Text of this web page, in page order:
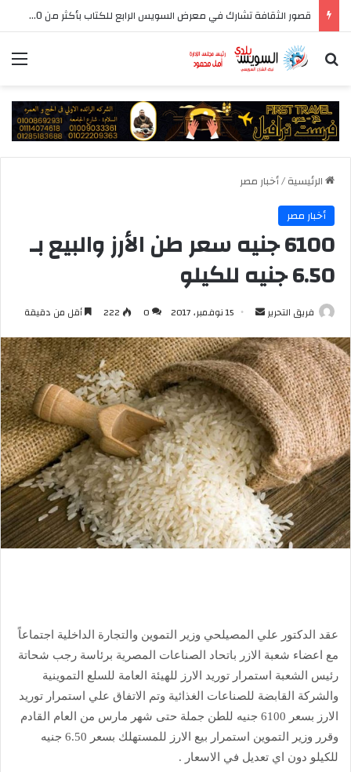
قصور الثقافة تشارك في معرض السويس الرابع للكتاب بأكثر من 250 عنوانا وببرنامج فني عبر المسرح المتنقل
بحث عن
الرئيسية/أخبار مصر
أخبار مصر
6100 جنيه سعر طن الأرز والبيع بـ
6.50 جنيه للكيلو
فريق التحرير
أرسل
إلكترونيا
15 نوفمبر، 2017 0
222 أقل من دقيقة
عقد الدكتور علي المصيلحي وزير التموين والتجارة الداخلية اجتماعاً
مع اعضاء شعبة الازر باتحاد الصناعات المصرية برئاسة رجب شحاتة
رئيس الشعبة استمرار توريد الارز للهيئة العامة للسلع التموينية
والشركة القابضة للصناعات الغذائية وتم الاتفاق علي استمرار توريد
الارز بسعر 6100 جنيه للطن جملة حتى شهر مارس من العام القادم
وقرر وزير التموين استمرار بيع الارز للمستهلك بسعر 6.50 جنيه
للكيلو دون اي تعديل في الاسعار .